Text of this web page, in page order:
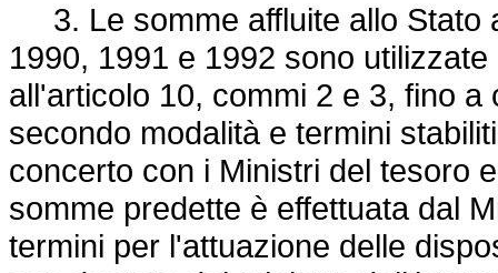
3. Le somme affluite allo Stato
1990, 1991 e 1992 sono
all'articolo 10, commi 2 e 3, fino
secondo modalità e termini
concerto con i Ministri del tesoro
somme predette è effettuata dal
termini per l'attuazione delle